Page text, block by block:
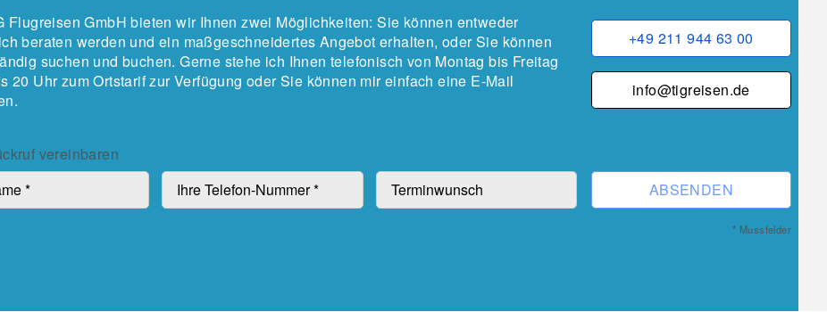
Flugreisen GmbH bieten wir Ihnen zwei Möglichkeiten: Sie können entweder
beraten werden und ein maßgeschneidertes Angebot erhalten, oder Sie können
suchen und buchen. Gerne stehe ich Ihnen telefonisch von Montag bis Freitag
20 Uhr zum Ortstarif zur Verfügung oder Sie können mir einfach eine E-Mail
+49 211 944 63 00
info@tigreisen.de
vereinbaren
ABSENDEN
* Mussfelder